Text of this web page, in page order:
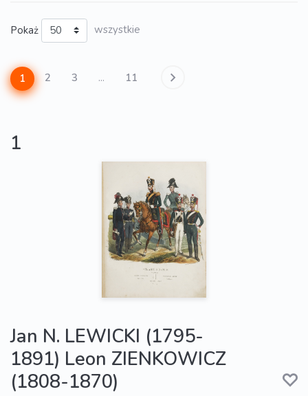
Pokaż wszystkie
1 2 3 ... 11
1
Jan N. LEWICKI (1795-
1891) Leon ZIENKOWICZ
(1808-1870)